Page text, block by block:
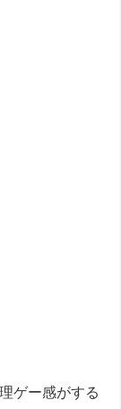
ゲー感がする